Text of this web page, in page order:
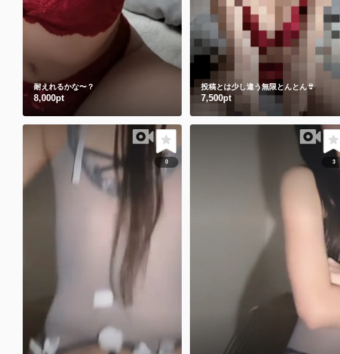
耐えれるかな〜？
8,000pt
投稿とは少し違う無限とんとん👙
7,500pt
0 3